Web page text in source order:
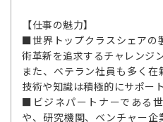
【仕事の魅力】
■世界トップクラスシェアの
術革新を追求するチャレンジ
また、ベテラン社員も多く
技術や知識は積極的にサポート
■ビジネパートナーである
や、研究機関、ベンチャー企